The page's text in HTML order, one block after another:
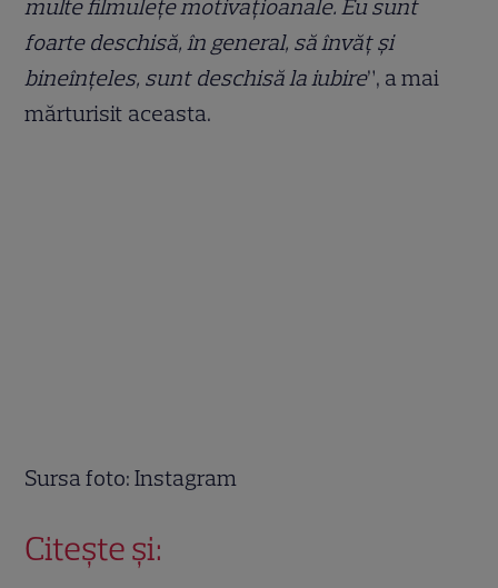
multe filmulețe motivațioanale. Eu sunt
foarte deschisă, în general, să învăț și
bineînțeles, sunt deschisă la iubire”, a mai
mărturisit aceasta.
Sursa foto: Instagram
Citește și: